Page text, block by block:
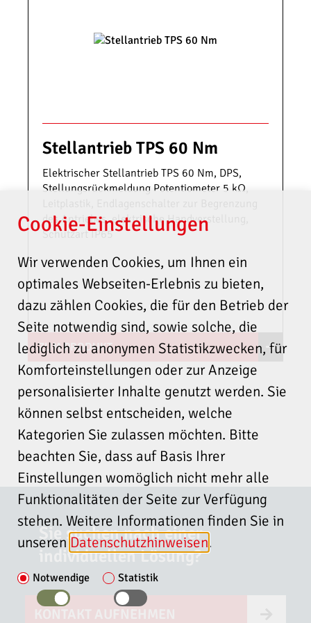
Richtlinie)
UL 60730-2-14
CSA E60730-1
CSA E60730-2-14
EX Bescheinigung
IEC 60079-0
IEC 60079-15
IEC 60079-31
Stellantrieb TPS 60 Nm
Elektrischer Stellantrieb TPS 60 Nm, DPS,
Stellungsrückmeldung Potentiometer 5 kΩ,
des Antriebes, elektrische Handverstellung,
Schutzart IP65
ZUM PRODUKT
Sie suchen nach einer
individuellen Lösung?
Cookie-Einstellungen
Wir verwenden Cookies, um Ihnen ein
optimales Webseiten-Erlebnis zu bieten,
dazu zählen Cookies, die für den Betrieb der
Seite notwendig sind, sowie solche, die
lediglich zu anonymen Statistikzwecken, für
Komforteinstellungen oder zur Anzeige
personalisierter Inhalte genutzt werden. Sie
können selbst entscheiden, welche
Kategorien Sie zulassen möchten. Bitte
beachten Sie, dass auf Basis Ihrer
Einstellungen womöglich nicht mehr alle
Funktionalitäten der Seite zur Verfügung
stehen. Weitere Informationen finden Sie in
unseren Datenschutzhinweisen.
Notwendige Statistik